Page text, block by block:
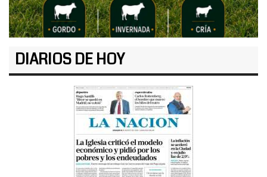
DIARIOS DE HOY